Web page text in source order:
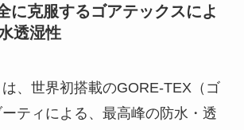
に克服するゴアテックスによ
透湿性
、世界初搭載のGORE-TEX（ゴ
ティによる、最高峰の防水・透